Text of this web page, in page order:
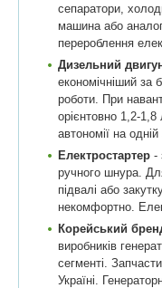
сепаратори,
машина або
перероблення
Дизельний
економічніший за
роботи. При
орієнтовно 1,2-
автономії на одній
Електростартер -
ручного шнура.
підвалі або
некомфортно.
Корейський
виробників
сегменті.
Україні.